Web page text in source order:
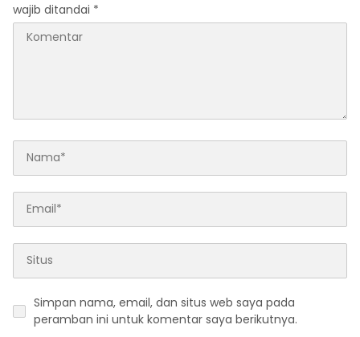
wajib ditandai *
Simpan nama, email, dan situs web saya pada
peramban ini untuk komentar saya berikutnya.